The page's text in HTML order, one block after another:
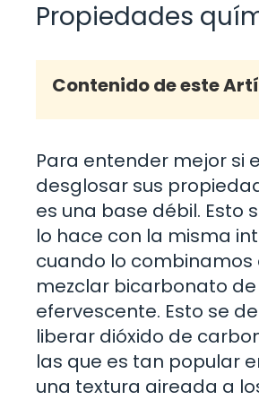
Propiedades
Contenido de este
Para entender mejor si
desglosar sus
es una base débil. Esto
lo hace con la misma
cuando lo combinamos
mezclar bicarbonato
efervescente. Esto se
liberar dióxido de
las que es tan popular
una textura aireada a